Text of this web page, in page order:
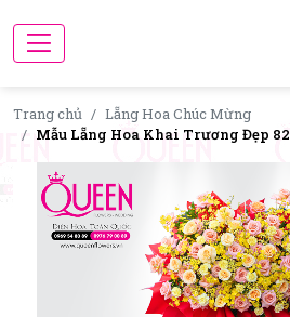
Trang chủ
Lẵng Hoa Chúc Mừng
Mẫu Lẵng Hoa Khai Trương Đẹp 82